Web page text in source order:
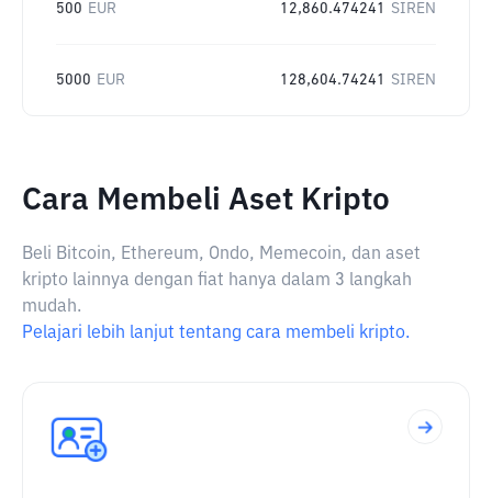
500 EUR 12,860.474241 SIREN
5000 EUR 128,604.74241 SIREN
Cara Membeli Aset Kripto
Beli Bitcoin, Ethereum, Ondo, Memecoin, dan aset
kripto lainnya dengan fiat hanya dalam 3 langkah
mudah.
Pelajari lebih lanjut tentang cara membeli kripto.